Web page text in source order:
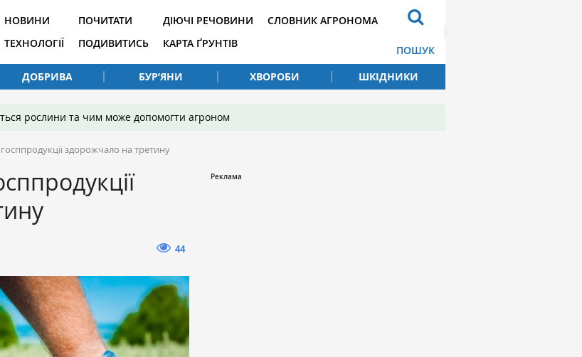
НОВИНИ
ТЕХНОЛОГІЇ
ПОЧИТАТИ
ПОДИВИТИСЬ
ДІЮЧІ РЕЧОВИНИ
КАРТА ҐРУНТІВ
СЛОВНИК АГРОНОМА
ПОШУК
ДОБРИВА БУР’ЯНИ ХВОРОБИ ШКІДНИКИ
рослини та чим може допомогти агроном
здорожчало на третину
44